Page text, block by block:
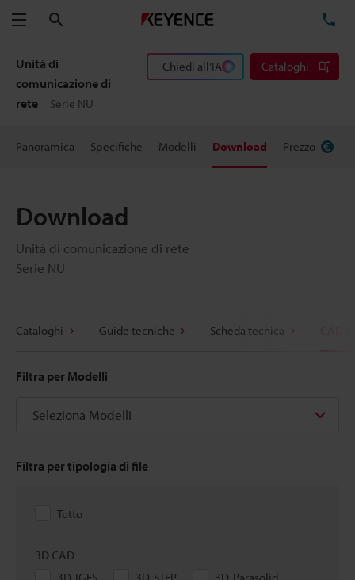
Menu
Unità di
comunicazione di
rete
Serie NU
Chiedi all'IA Cataloghi
Panoramica Specifiche Modelli Download Prezzo
Download
Unità di comunicazione di rete
Serie NU
Cataloghi Guide tecniche Scheda tecnica
Filtra per Modelli
Seleziona Modelli
Filtra per tipologia di file
Tutto
3D CAD